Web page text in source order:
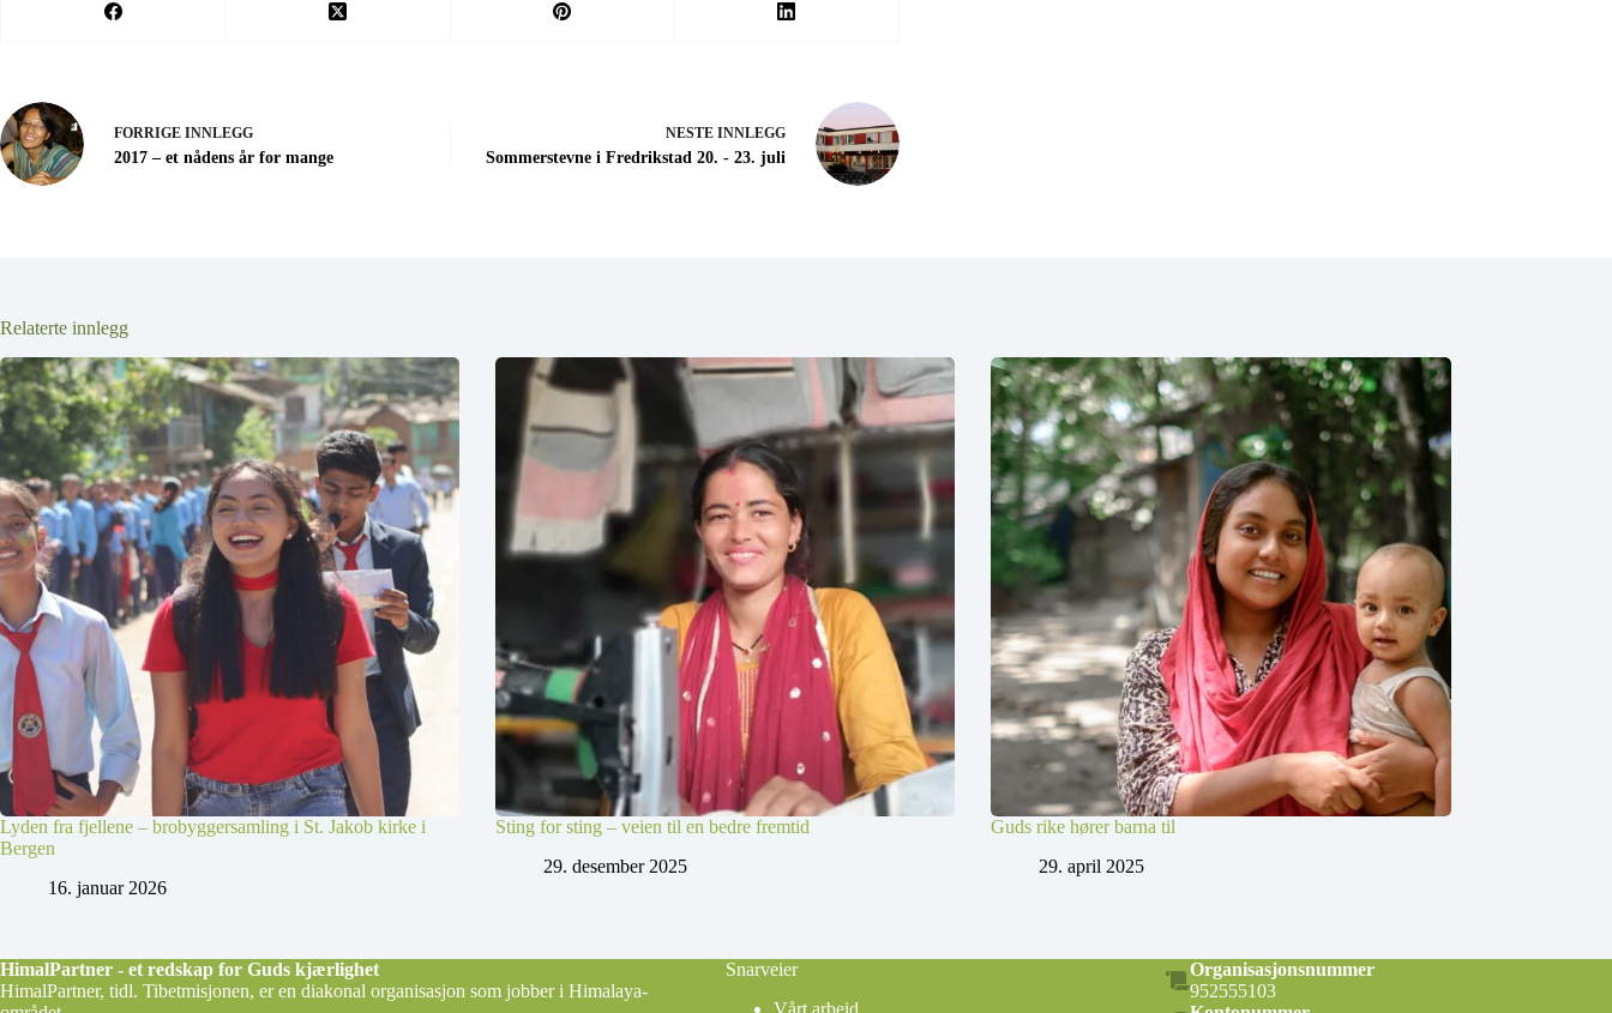
FORRIGE INNLEGG
2017 – et nådens år for mange
NESTE INNLEGG
Sommerstevne i Fredrikstad 20. - 23. juli
Relaterte innlegg
Lyden fra fjellene – brobyggersamling i St. Jakob kirke i
Bergen
16. januar 2026
Sting for sting – veien til en bedre fremtid
29. desember 2025
Guds rike hører barna til
29. april 2025
HimalPartner - et redskap for Guds kjærlighet
HimalPartner, tidl. Tibetmisjonen, er en diakonal organisasjon som jobber i Himalaya-
Snarveier
Vårt arbeid
Organisasjonsnummer
952555103